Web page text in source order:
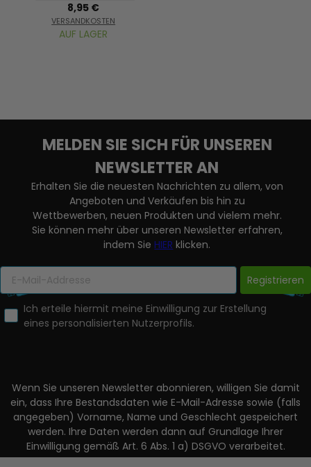
8,95 €
VERSANDKOSTEN
AUF LAGER
MELDEN SIE SICH FÜR UNSEREN
NEWSLETTER AN
Erhalten Sie die neuesten Nachrichten zu allem, von
Angeboten und Verkäufen bis hin zu
Wettbewerben, neuen Produkten und vielem mehr.
Sie können mehr über unseren Newsletter erfahren,
indem SieHIER klicken.
Registrieren
Ich erteile hiermit meine Einwilligung zur Erstellung
eines personalisierten Nutzerprofils.
Wenn Sie unseren Newsletter abonnieren, willigen Sie damit
ein, dass Ihre Bestandsdaten wie E-Mail-Adresse sowie (falls
angegeben) Vorname, Name und Geschlecht gespeichert
werden. Ihre Daten werden dann auf Grundlage Ihrer
Einwilligung gemäß Art. 6 Abs. 1 a) DSGVO verarbeitet.